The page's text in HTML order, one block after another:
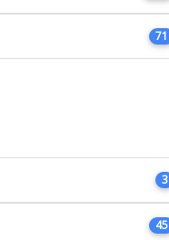
71
3
45